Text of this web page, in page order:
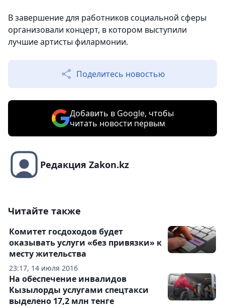
В завершение для работников социальной сферы
организовали концерт, в котором выступили
лучшие артисты филармонии.
Поделитесь новостью
Добавить в Google, чтобы
читать новости первым
Редакция Zakon.kz
Читайте также
23:17, 14 июля 2016
Комитет госдоходов будет
оказывать услуги «без привязки» к
месту жительства
На обеспечение инвалидов
Кызылорды услугами спецтакси
выделено 17,2 млн тенге